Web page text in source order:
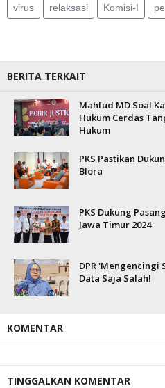
virus relaksasi Komisi-I
BERITA TERKAIT
Mahfud MD Soal
Hukum Cerdas
Hukum
PKS Pastikan
Blora
PKS Dukung
Jawa Timur 2024
DPR 'Mengencingi
Data Saja Salah!
KOMENTAR
TINGGALKAN KOMENTAR